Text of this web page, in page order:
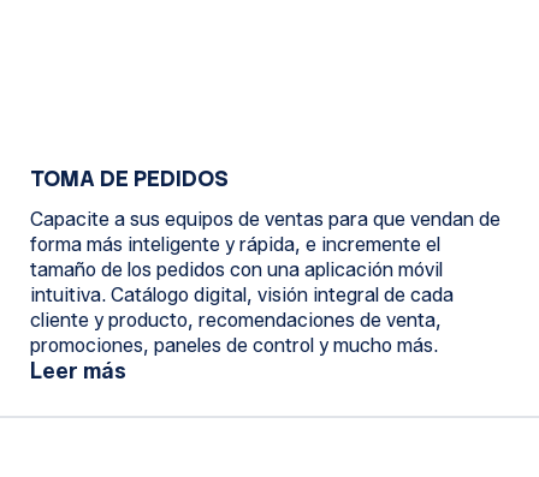
TOMA DE PEDIDOS
Capacite a sus equipos de ventas para que vendan de
forma más inteligente y rápida, e incremente el
tamaño de los pedidos con una aplicación móvil
intuitiva. Catálogo digital, visión integral de cada
cliente y producto, recomendaciones de venta,
promociones, paneles de control y mucho más.
Leer más